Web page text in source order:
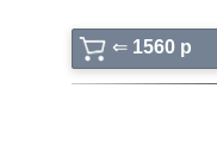
⇐ 1560 p